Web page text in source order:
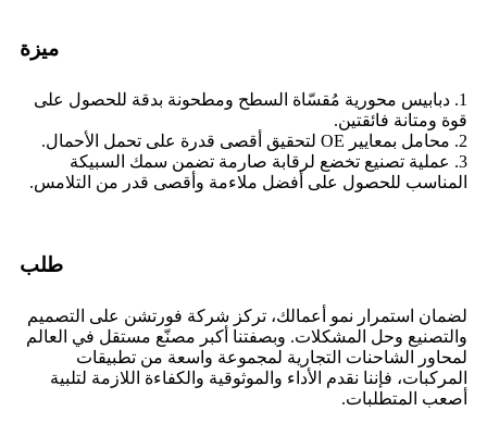
ميزة
1. دبابيس محورية مُقسّاة السطح ومطحونة بدقة للحصول على
قوة ومتانة فائقتين.
2. محامل بمعايير OE لتحقيق أقصى قدرة على تحمل الأحمال.
3. عملية تصنيع تخضع لرقابة صارمة تضمن سمك السبيكة
المناسب للحصول على أفضل ملاءمة وأقصى قدر من التلامس.
طلب
لضمان استمرار نمو أعمالك، تركز شركة فورتشن على التصميم
والتصنيع وحل المشكلات. وبصفتنا أكبر مصنّع مستقل في العالم
لمحاور الشاحنات التجارية لمجموعة واسعة من تطبيقات
المركبات، فإننا نقدم الأداء والموثوقية والكفاءة اللازمة لتلبية
أصعب المتطلبات.